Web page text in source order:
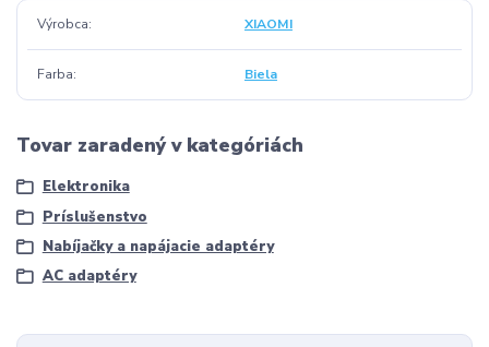
Výrobca XIAOMI
Farba Biela
Tovar zaradený v kategóriách
Elektronika
Príslušenstvo
Nabíjačky a napájacie adaptéry
AC adaptéry